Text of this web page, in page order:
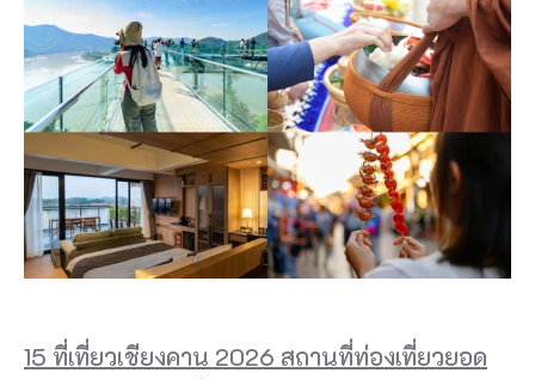
15 ที่เที่ยวเชียงคาน 2026 สถานที่ท่องเที่ยวยอด